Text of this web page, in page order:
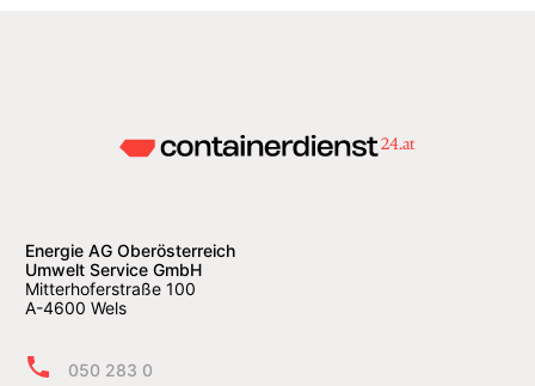
Energie AG Oberösterreich
Umwelt Service GmbH
Mitterhoferstraße 100
A-4600 Wels
050 283 0